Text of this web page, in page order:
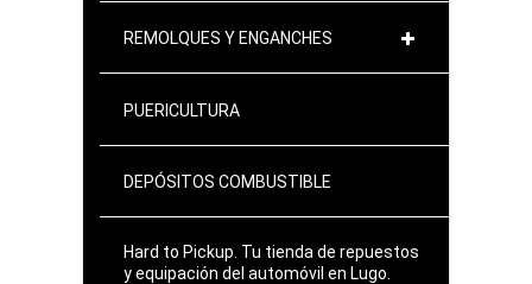
REMOLQUES Y ENGANCHES
PUERICULTURA
DEPÓSITOS COMBUSTIBLE
Hard to Pickup. Tu tienda de repuestos
y equipación del automóvil en Lugo.